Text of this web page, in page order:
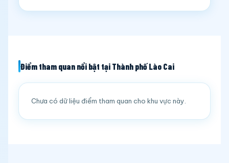
Điểm tham quan nổi bật tại Thành phố Lào Cai
Chưa có dữ liệu điểm tham quan cho khu vực này.